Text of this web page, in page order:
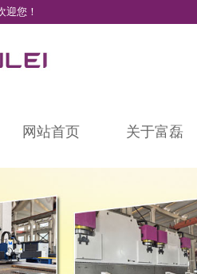
迎您！
网站首页 关于富磊